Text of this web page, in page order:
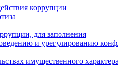
коррупции
для заполнения
и урегулированию
имущественного характера